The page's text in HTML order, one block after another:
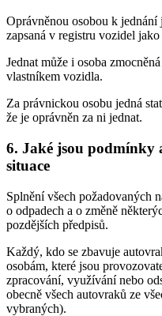
Oprávněnou osobou k
zapsaná v registru vozidel
Jednat může i osoba
vlastníkem vozidla.
Za právnickou osobu jedná
že je oprávněn za ni jednat.
6. Jaké jsou podmínky
situace
Splnění všech požadovaných
o odpadech a o změně
pozdějších předpisů.
Každý, kdo se zbavuje
osobám, které jsou
zpracování, využívání nebo
obecně všech autovraků ze
vybraných).